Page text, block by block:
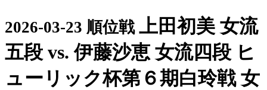
2026-03-23 順位戦 上田初美 女流
五段 vs. 伊藤沙恵 女流四段 ヒ
ューリック杯第６期白玲戦 女